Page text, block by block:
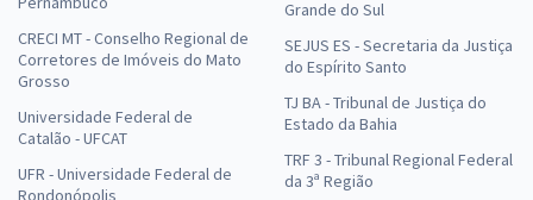
CRECI MT - Conselho Regional de
Corretores de Imóveis do Mato
Grosso
Universidade Federal de
Catalão - UFCAT
UFR - Universidade Federal de
Rondonópolis
Grande do Sul
SEJUS ES - Secretaria da Justiça
do Espírito Santo
TJ BA - Tribunal de Justiça do
Estado da Bahia
TRF 3 - Tribunal Regional Federal
da 3ª Região